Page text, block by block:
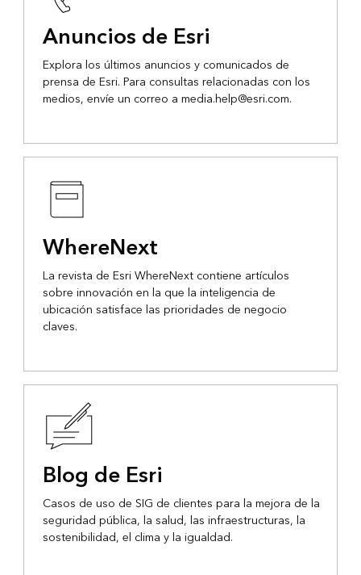
Anuncios de Esri
Explora los últimos anuncios y comunicados de
prensa de Esri. Para consultas relacionadas con los
medios, envíe un correo a media.help@esri.com.
WhereNext
La revista de Esri WhereNext contiene artículos
sobre innovación en la que la inteligencia de
ubicación satisface las prioridades de negocio
claves.
Blog de Esri
Casos de uso de SIG de clientes para la mejora de la
seguridad pública, la salud, las infraestructuras, la
sostenibilidad, el clima y la igualdad.